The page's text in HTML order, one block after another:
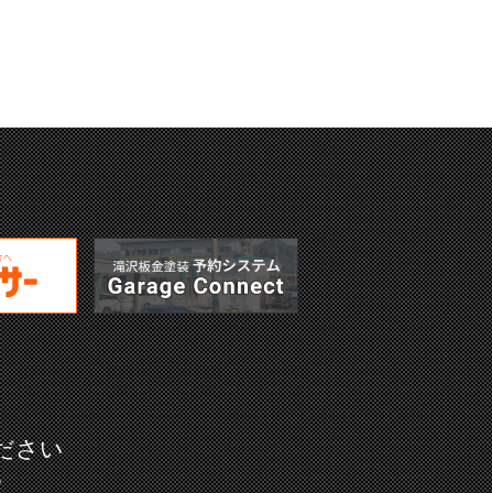
さい